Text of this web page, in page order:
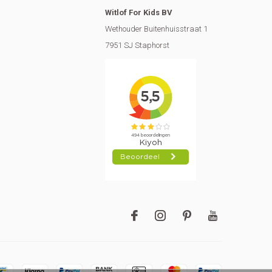
Witlof For Kids BV
Wethouder Buitenhuisstraat 1
7951 SJ Staphorst